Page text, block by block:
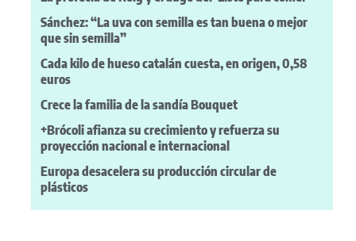
Sánchez: “La uva con semilla es tan buena o mejor
que sin semilla”
Cada kilo de hueso catalán cuesta, en origen, 0,58
euros
Crece la familia de la sandía Bouquet
+Brócoli afianza su crecimiento y refuerza su
proyección nacional e internacional
Europa desacelera su producción circular de
plásticos